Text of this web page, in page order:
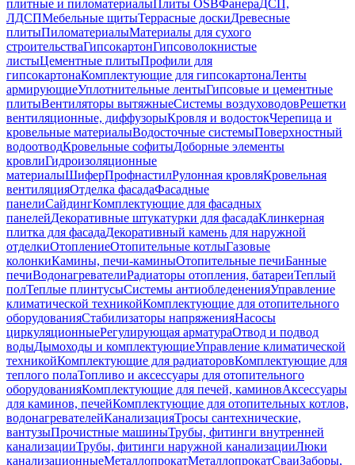
плитные и пиломатериалыПлиты OSBФанераДСП,
ЛДСПМебельные щитыТеррасные доскиДревесные
плитыПиломатериалыМатериалы для сухого
строительстваГипсокартонГипсоволокнистые
листыЦементные плитыПрофили для
гипсокартонаКомплектующие для гипсокартонаЛенты
армирующиеУплотнительные лентыГипсовые и цементные
плитыВентиляторы вытяжныеСистемы воздуховодовРешетки
вентиляционные, диффузорыКровля и водостокЧерепица и
кровельные материалыВодосточные системыПоверхностный
водоотводКровельные софитыДоборные элементы
кровлиГидроизоляционные
материалыШиферПрофнастилРулонная кровляКровельная
вентиляцияОтделка фасадаФасадные
панелиСайдингКомплектующие для фасадных
панелейДекоративные штукатурки для фасадаКлинкерная
плитка для фасадаДекоративный камень для наружной
отделкиОтоплениеОтопительные котлыГазовые
колонкиКамины, печи-каминыОтопительные печиБанные
печиВодонагревателиРадиаторы отопления, батареиТеплый
полТеплые плинтусыСистемы антиобледененияУправление
климатической техникойКомплектующие для отопительного
оборудованияСтабилизаторы напряженияНасосы
циркуляционныеРегулирующая арматураОтвод и подвод
водыДымоходы и комплектующиеУправление климатической
техникойКомплектующие для радиаторовКомплектующие для
теплого полаТопливо и аксессуары для отопительного
оборудованияКомплектующие для печей, каминовАксессуары
для каминов, печейКомплектующие для отопительных котлов,
водонагревателейКанализацияТросы сантехнические,
вантузыПрочистные машиныТрубы, фитинги внутренней
канализацииТрубы, фитинги наружной канализацииЛюки
канализационныеМеталлопрокатМеталлопрокатСваиЗаборы,